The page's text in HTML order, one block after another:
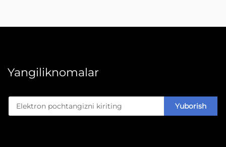
Yangiliknomalar
Yuborish